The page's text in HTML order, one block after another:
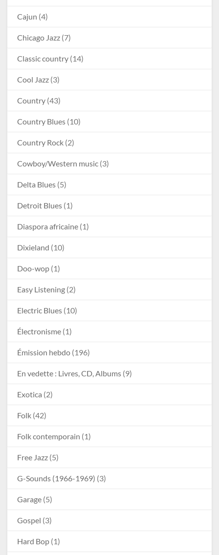
Cajun (4)
Chicago Jazz (7)
Classic country (14)
Cool Jazz (3)
Country (43)
Country Blues (10)
Country Rock (2)
Cowboy/Western music (3)
Delta Blues (5)
Detroit Blues (1)
Diaspora africaine (1)
Dixieland (10)
Doo-wop (1)
Easy Listening (2)
Electric Blues (10)
Électronisme (1)
Émission hebdo (196)
En vedette : Livres, CD, Albums (9)
Exotica (2)
Folk (42)
Folk contemporain (1)
Free Jazz (5)
G-Sounds (1966-1969) (3)
Garage (5)
Gospel (3)
Hard Bop (1)